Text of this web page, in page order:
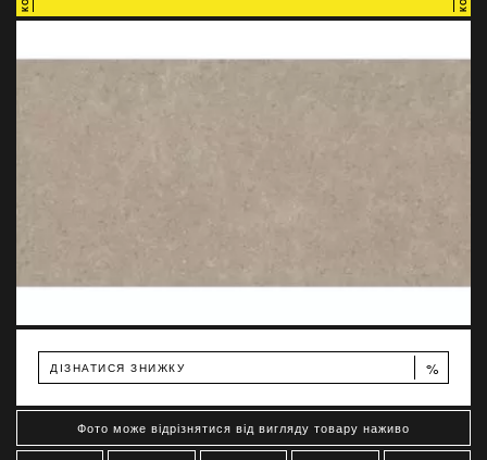
ДІЗНАТИСЯ ЗНИЖКУ %
Фото може відрізнятися від вигляду товару наживо